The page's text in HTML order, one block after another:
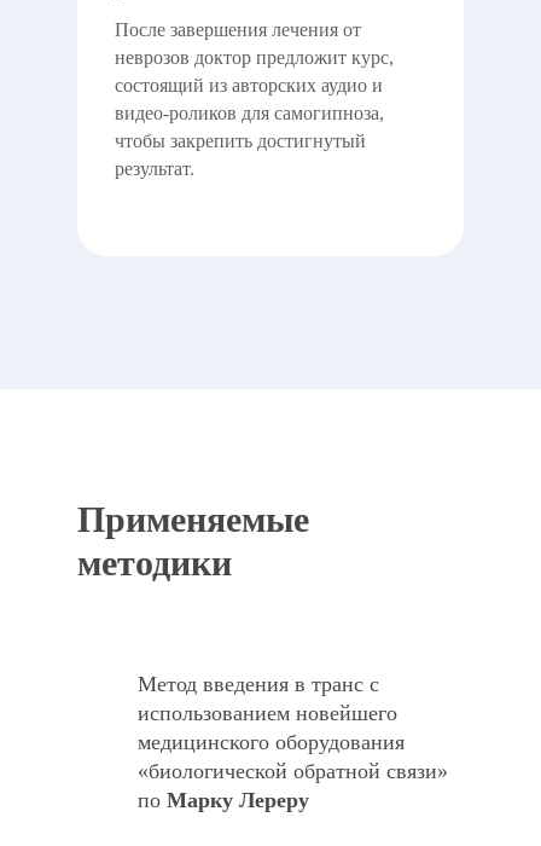
После завершения лечения от
неврозов доктор предложит курс,
состоящий из авторских аудио и
видео-роликов для самогипноза,
чтобы закрепить достигнутый
результат.
Применяемые
методики
Метод введения в транс с
использованием новейшего
медицинского оборудования
«биологической обратной связи»
по Марку Лереру